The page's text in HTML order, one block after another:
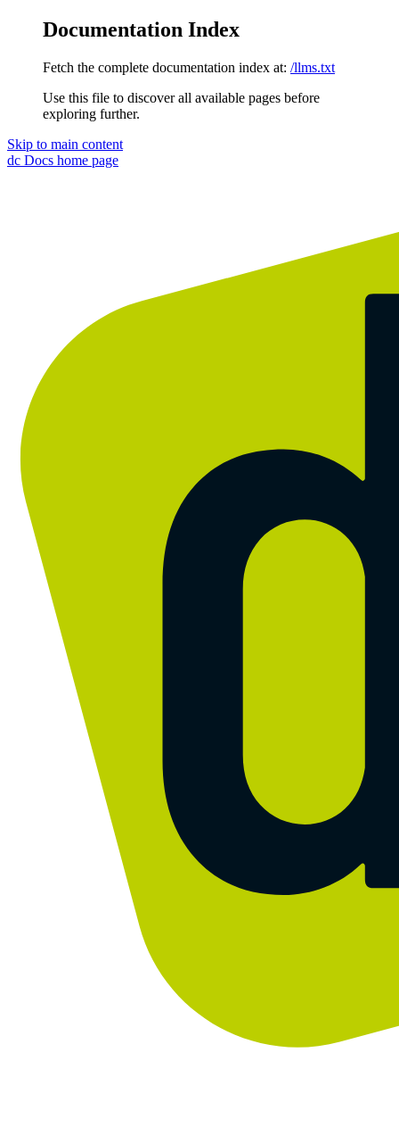
Documentation Index
Fetch the complete documentation index at: /llms.txt
Use this file to discover all available pages before
exploring further.
Skip to main content
dc Docs home page